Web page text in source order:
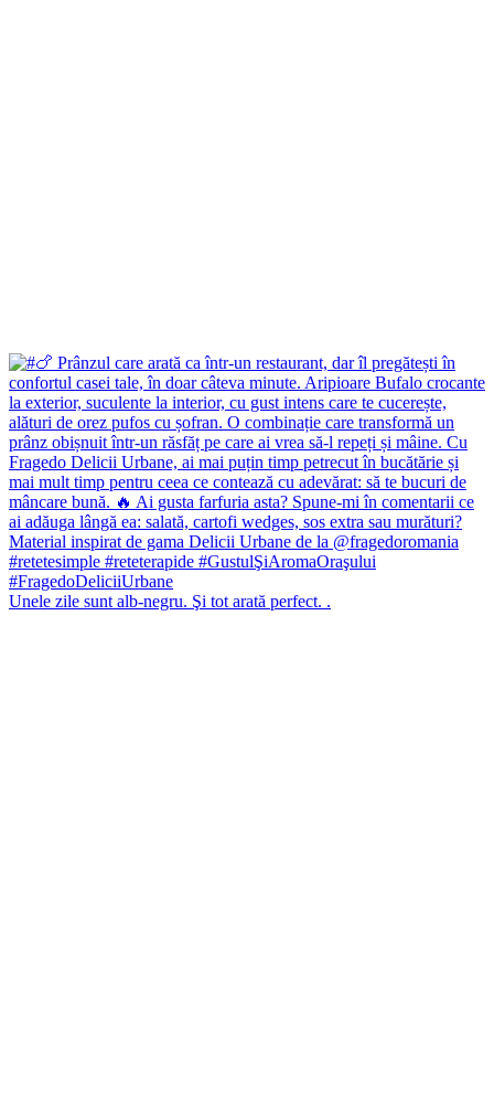
Unele zile sunt alb-negru. Şi tot arată perfect. .